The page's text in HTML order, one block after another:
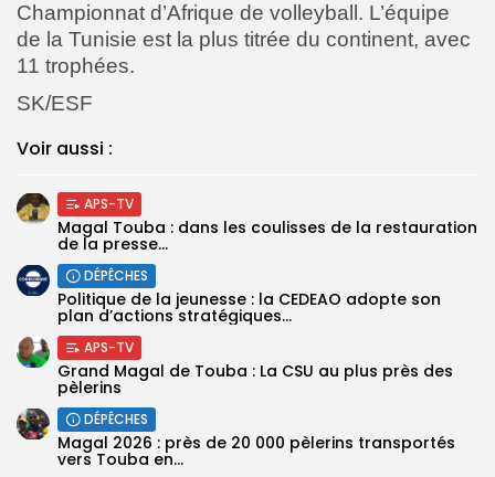
Championnat d’Afrique de volleyball. L’équipe
de la Tunisie est la plus titrée du continent, avec
11 trophées.
SK/ESF
Voir aussi :
APS-TV
Magal Touba : dans les coulisses de la restauration
de la presse...
DÉPÊCHES
Politique de la jeunesse : la CEDEAO adopte son
plan d’actions stratégiques...
APS-TV
Grand Magal de Touba : La CSU au plus près des
pèlerins
DÉPÊCHES
Magal 2026 : près de 20 000 pèlerins transportés
vers Touba en...